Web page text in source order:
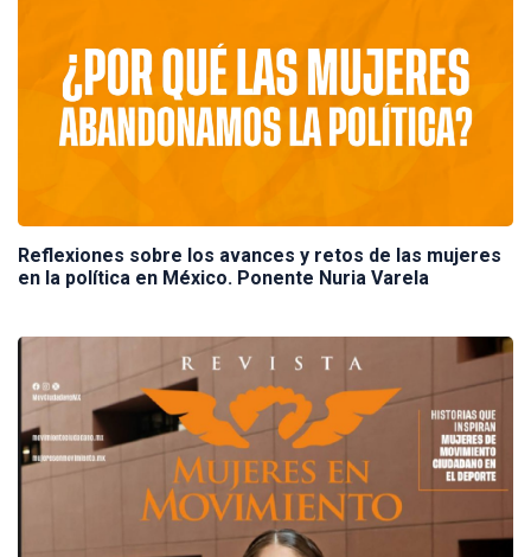
Reflexiones sobre los avances y retos de las mujeres
en la política en México. Ponente Nuria Varela